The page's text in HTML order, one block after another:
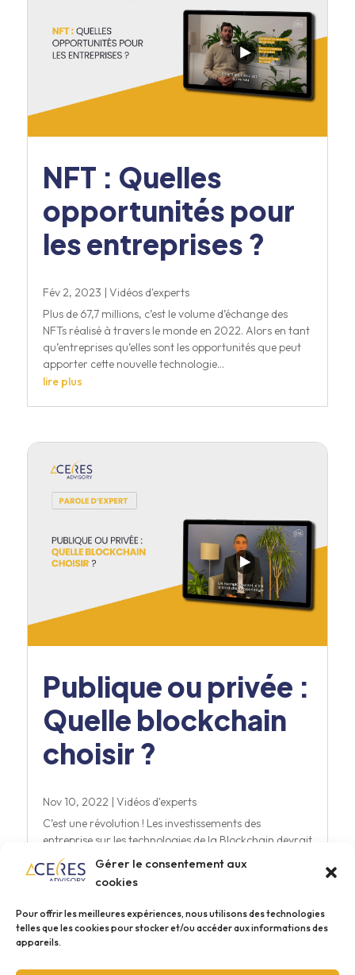
Gérer le consentement aux
cookies
Pour offrir les meilleures expériences, nous utilisons des technologies
telles que les cookies pour stocker et/ou accéder aux informations des
appareils.
NFT : Quelles
opportunités pour
les entreprises ?
Fév 2, 2023 | Vidéos d'experts
Plus de 67,7 millions, c’est le volume d’échange des
NFTs réalisé à travers le monde en 2022. Alors en tant
qu’entreprises qu’elles sont les opportunités que peut
apporter cette nouvelle technologie...
lire plus
Publique ou privée :
Quelle blockchain
choisir ?
Nov 10, 2022| Vidéos d'experts
C’est une révolution ! Les investissements des
entreprise sur les technologies de la Blockchain devrait
atteindre 19 milliards de dollars en 2024 (source IDC).
La Blockchain apporte confiance et...